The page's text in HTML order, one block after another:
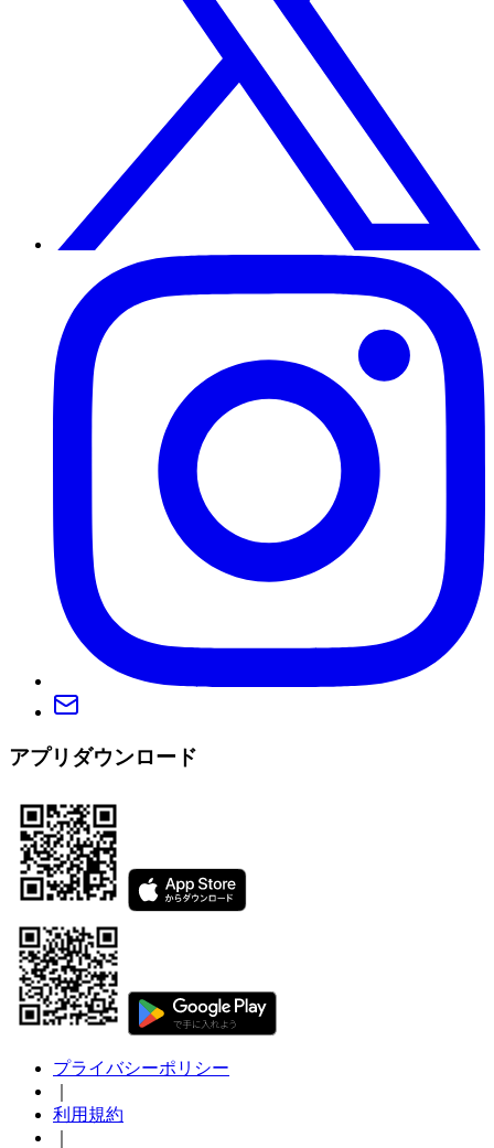
アプリダウンロード
プライバシーポリシー
利用規約